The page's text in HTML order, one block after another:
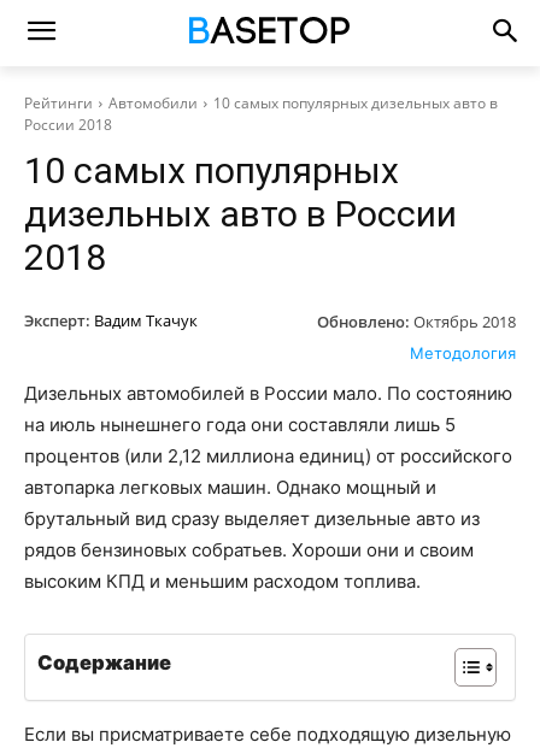
Рейтинги Автомобили
10 самых популярных дизельных авто в
России 2018
10 самых популярных
дизельных авто в России
2018
Эксперт: Вадим Ткачук Обновлено: Октябрь 2018
Методология
Дизельных автомобилей в России мало. По состоянию
на июль нынешнего года они составляли лишь 5
процентов (или 2,12 миллиона единиц) от российского
автопарка легковых машин. Однако мощный и
брутальный вид сразу выделяет дизельные авто из
рядов бензиновых собратьев. Хороши они и своим
высоким КПД и меньшим расходом топлива.
Содержание
Если вы присматриваете себе подходящую дизельную